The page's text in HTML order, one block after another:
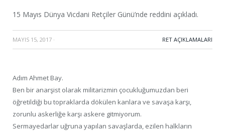
15 Mayıs Dünya Vicdani Retçiler Günü’nde reddini açıkladı.
MAYIS 15, 2017 · RET AÇIKLAMALARI
Adım Ahmet Bay.
Ben bir anarşist olarak militarizmin çocukluğumuzdan beri
öğretildiği bu topraklarda dökülen kanlara ve savaşa karşı,
zorunlu askerliğe karşı askere gitmiyorum.
Sermayedarlar uğruna yapılan savaşlarda, ezilen halkların